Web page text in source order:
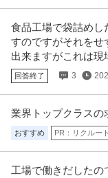
食品工場で袋詰めし
すのですがそれをせ
出来ますがこれは現
ではすみませんか？
回答終了 3
業界トップクラスの
おすすめ PR：リクルー
工場で働きだしたの